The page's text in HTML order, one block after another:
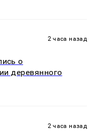
2 часа назад
о
деревянного
2 часа назад